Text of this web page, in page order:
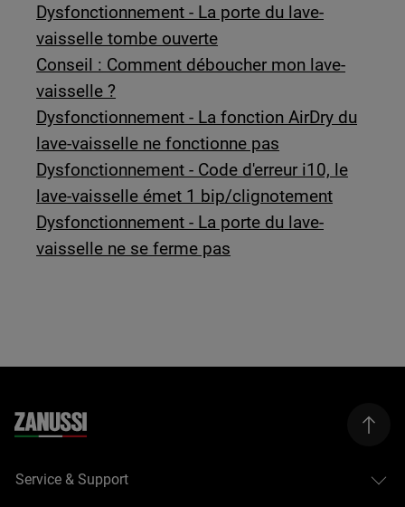
Dysfonctionnement - La porte du lave-
vaisselle tombe ouverte
Conseil : Comment déboucher mon lave-
vaisselle ?
Dysfonctionnement - La fonction AirDry du
lave-vaisselle ne fonctionne pas
Dysfonctionnement - Code d'erreur i10, le
lave-vaisselle émet 1 bip/clignotement
Dysfonctionnement - La porte du lave-
vaisselle ne se ferme pas
Service & Support